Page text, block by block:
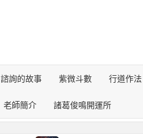
諮詢的故事 紫微斗數 行道作法
老師簡介 諸葛俊鳴開運所